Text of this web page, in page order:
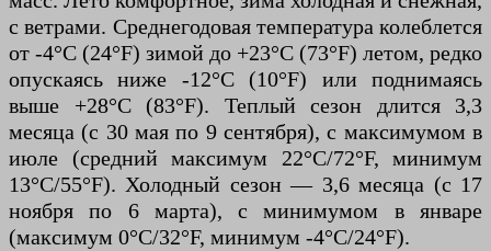
с ветрами. Среднегодовая температура колеблется
от -4°C (24°F) зимой до +23°C (73°F) летом, редко
опускаясь ниже -12°C (10°F) или поднимаясь
выше +28°C (83°F). Теплый сезон длится 3,3
месяца (с 30 мая по 9 сентября), с максимумом в
июле (средний максимум 22°C/72°F, минимум
13°C/55°F). Холодный сезон — 3,6 месяца (с 17
ноября по 6 марта), с минимумом в январе
(максимум 0°C/32°F, минимум -4°C/24°F).